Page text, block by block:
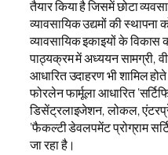
तैयार किया है जिसमें छोटा
व्यावसायिक उद्यमों की
व्यावसायिक इकाइयों के विकास
पाठ्यक्रम में अध्ययन सामग्री,
आधारित उदाहरण भी शामिल
फोरलेन फार्मूला आधारित
डिसेंट्रलाइजेशन, लोकल,
‘फैकल्टी डेवलपमेंट प्रोग्राम
जा रहा है।